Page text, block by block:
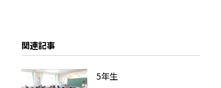
関連記事
5年生